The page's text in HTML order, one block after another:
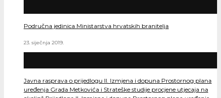
Područna jedinica Ministarstva hrvatskih branitelja
23. siječnja 2019.
Javna rasprava o prijedlogu II. Izmjena i dopuna Prostornog plana
uređenja Grada Metkovića i Strateške studije procjene utjecaja na